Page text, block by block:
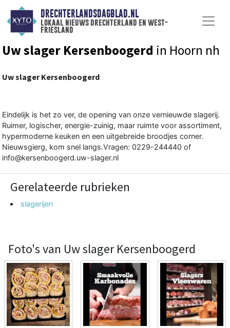
DRECHTERLANDSDAGBLAD.NL
lokaal nieuws drechterland en west-
friesland
Uw slager Kersenboogerd in Hoorn nh
Uw slager Kersenboogerd
Eindelijk is het zo ver, de opening van onze vernieuwde slagerij.
Ruimer, logischer, energie-zuinig, maar ruimte voor assortiment,
hypermoderne keuken en een uitgebreide broodjes corner.
Nieuwsgierg, kom snel langs.Vragen: 0229-244440 of
info@kersenboogerd.uw-slager.nl
Gerelateerde rubrieken
slagerijen
Foto's van Uw slager Kersenboogerd